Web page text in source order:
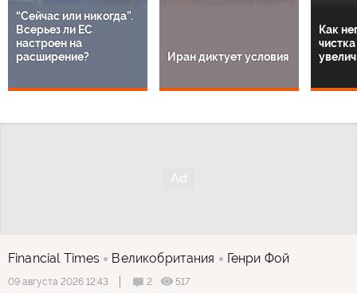
“Сейчас или никогда”.
Всерьез ли ЕС
настроен на
расширение?
Иран диктует условия
Как
Financial Times Великобритания Генри Фой
09 августа 2026 12:43 2
517